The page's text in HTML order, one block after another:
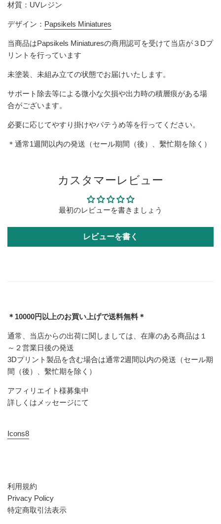
材質：UVレジン
デザイン： Papsikels Miniatures
当商品はPapsikels Miniaturesの商用認可を受けて当店が３Dプ
リントを行っています
未塗装、未組み立ての状態でお届けいたします。
サポート除去等による微小な欠損や出力時の積層痕がある場
合がございます。
必要に応じてやすり掛けやパテうめ等を行ってください。
＊通常1週間以内の発送（セール期間（後）、繫忙期を除く）
カスタマーレビュー
最初のレビューを書きましょう
レビューを書く
＊10000円以上のお買い上げで送料無料＊
通常、当店からの出荷に関しましては、在庫のある商品は１
～２営業日後の発送
3Dプリント製品を含む場合は通常2週間以内の発送（セール期
間（後）、繫忙期を除く）
アフィリエイト様募集中
詳しくはメッセージにて
Icons8
利用規約
Privacy Policy
特定商取引法表示